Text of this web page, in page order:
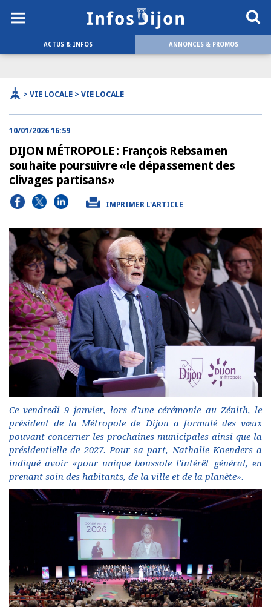
ACTUS & INFOS ANNONCES & PROMOS
> VIE LOCALE > VIE LOCALE
10/01/2026 16:59
DIJON MÉTROPOLE : François Rebsamen
souhaite poursuivre «le dépassement des
clivages partisans»
IMPRIMER L'ARTICLE
Ce vendredi 9 janvier, lors d'une cérémonie au Zénith, le
président de la Métropole de Dijon a formulé des vœux
pouvant concerner les prochaines municipales ainsi que la
présidentielle de 2027. Pour sa part, Nathalie Koenders a
indiqué avoir «pour unique boussole l'intérêt général, en
prenant soin des habitants, de la ville et de la planète».